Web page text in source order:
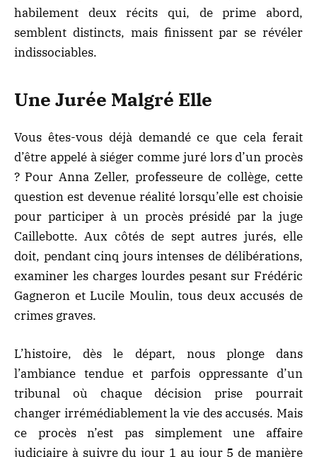
habilement deux récits qui, de prime abord,
semblent distincts, mais finissent par se révéler
indissociables.
Une Jurée Malgré Elle
Vous êtes-vous déjà demandé ce que cela ferait
d’être appelé à siéger comme juré lors d’un procès
? Pour Anna Zeller, professeure de collège, cette
question est devenue réalité lorsqu’elle est choisie
pour participer à un procès présidé par la juge
Caillebotte. Aux côtés de sept autres jurés, elle
doit, pendant cinq jours intenses de délibérations,
examiner les charges lourdes pesant sur Frédéric
Gagneron et Lucile Moulin, tous deux accusés de
crimes graves.
L’histoire, dès le départ, nous plonge dans
l’ambiance tendue et parfois oppressante d’un
tribunal où chaque décision prise pourrait
changer irrémédiablement la vie des accusés. Mais
ce procès n’est pas simplement une affaire
judiciaire à suivre du jour 1 au jour 5 de manière